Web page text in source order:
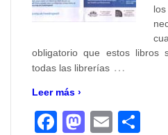
obligatorio que estos libros
todas las librerías …
Leer más ›
Facebook
Email